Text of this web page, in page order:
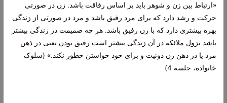
«ارتباط بين زن و شوهر باید بر اساس رفاقت باشد. زن در صورتى
حركت و رشد دارد كه براى مرد رفيق باشد و مرد در صورتى از زندگى
بهره بيشترى دارد كه با زن رفيق باشد. هر چه صميمت در زندگى بيشتر
باشد نزول ملائكه در آن زندگى بيشتر است رفيق بودن يعنى در ذهن
مرد يا در ذهن زن دوئيت و برای خود خواستن خطور نكند.» (سلوک
خانواده، جلسه 4)